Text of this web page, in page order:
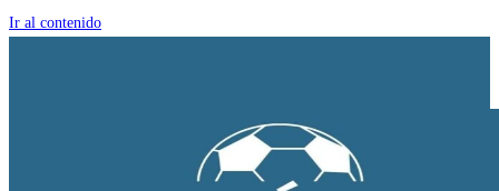
Ir al contenido